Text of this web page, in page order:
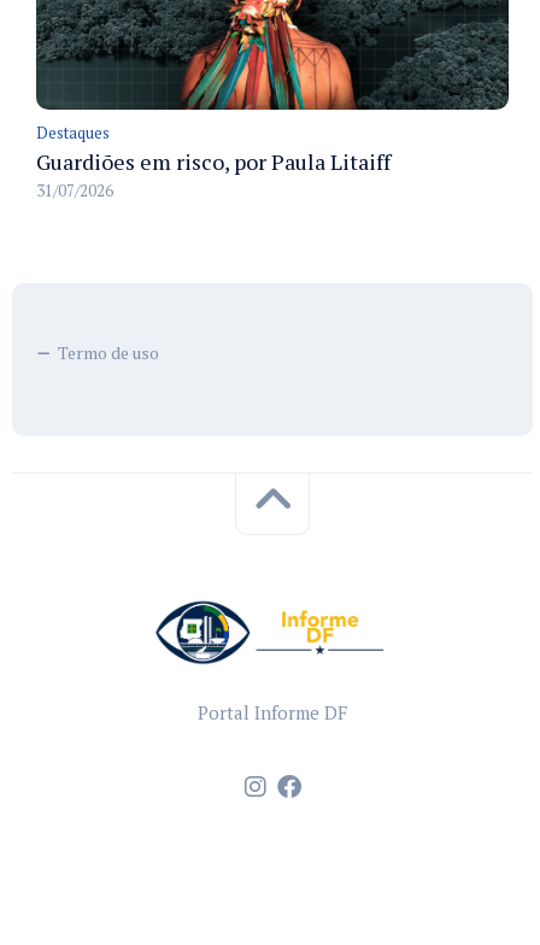
Destaques
Guardiões em risco, por Paula Litaiff
31/07/2026
Termo de uso
Portal Informe DF